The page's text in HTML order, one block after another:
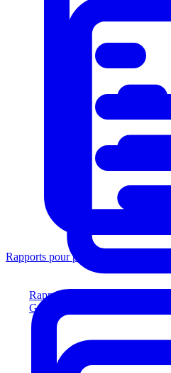
Rapports pour prêteurs
Générez des rapports
Rapports pour prêteurs